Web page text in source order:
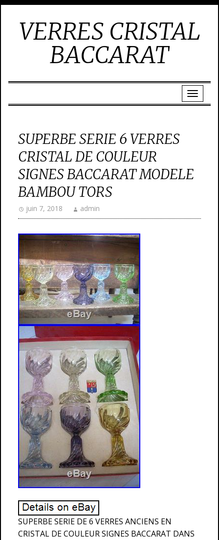
VERRES CRISTAL
BACCARAT
SUPERBE SERIE 6 VERRES
CRISTAL DE COULEUR
SIGNES BACCARAT MODELE
BAMBOU TORS
juin 7, 2018 admin
SUPERBE SERIE DE 6 VERRES ANCIENS EN
CRISTAL DE COULEUR SIGNES BACCARAT DANS